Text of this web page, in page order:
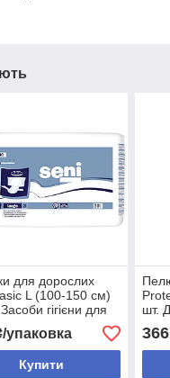
для дорослих
L (100-150 см)
гігієни для
Купити
шт.
366